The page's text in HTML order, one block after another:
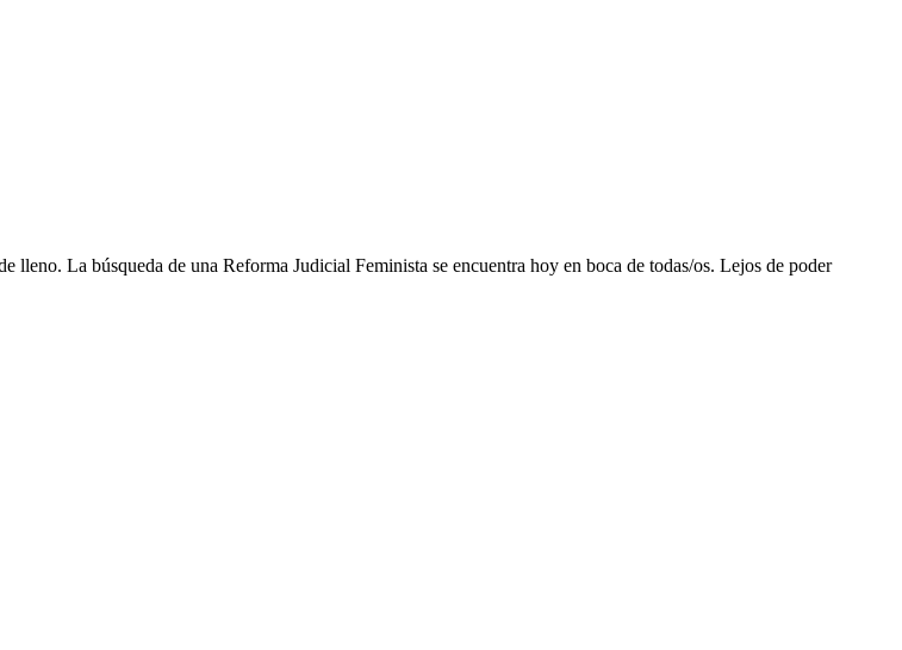
La búsqueda de una Reforma Judicial Feminista se encuentra hoy en boca de todas/os. Lejos de poder